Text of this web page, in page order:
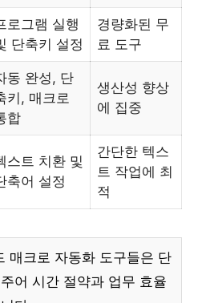
로그램 실행
단축키 설정
경량화된 무
료 도구
동 완성, 단
키, 매크로
합
생산성 향상
에 집중
스트 치환 및
축어 설정
간단한 텍스
트 작업에 최
적
매크로 자동화 도구들은 단
어 시간 절약과 업무 효율